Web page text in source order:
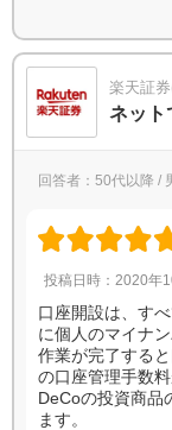
楽天証
ネット
回答者：50代以降 /
投稿日時：2020年
口座開設は、す
に個人のマイナ
作業が完了する
の口座管理手数
DeCoの投資商品
ます。